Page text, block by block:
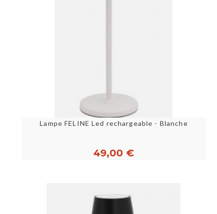
Lampe FELINE Led rechargeable - Blanche
49,00 €